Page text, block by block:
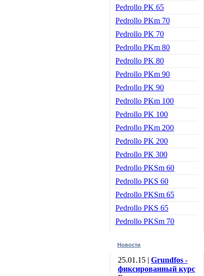
Pedrollo PK 65
Pedrollo PKm 70
Pedrollo PK 70
Pedrollo PKm 80
Pedrollo PK 80
Pedrollo PKm 90
Pedrollo PK 90
Pedrollo PKm 100
Pedrollo PK 100
Pedrollo PKm 200
Pedrollo PK 200
Pedrollo РК 300
Pedrollo PKSm 60
Pedrollo РKS 60
Pedrollo PKSm 65
Pedrollo PKS 65
Pedrollo PKSm 70
Новости
25.01.15 | Grundfos -
фиксированный курс